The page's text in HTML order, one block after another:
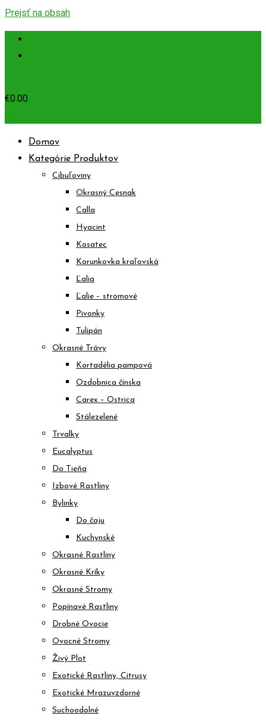
Prejsť na obsah
€0.00
Domov
Kategórie Produktov
Cibuľoviny
Okrasný Cesnak
Calla
Hyacint
Kosatec
Korunkovka kraľovská
Ľalia
Ľalie – stromové
Pivonky
Tulipán
Okrasné Trávy
Kortadélia pampová
Ozdobnica čínska
Carex – Ostrica
Stálezelené
Trvalky
Eucalyptus
Do Tieňa
Izbové Rastliny
Bylinky
Do čaju
Kuchynské
Okrasné Rastliny
Okrasné Kríky
Okrasné Stromy
Popínavé Rastliny
Drobné Ovocie
Ovocné Stromy
Živý Plot
Exotické Rastliny, Citrusy
Exotické Mrazuvzdorné
Suchoodolné